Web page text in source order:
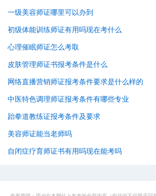
一级美容师证哪里可以办到
初级体能训练师证有用吗现在考什么
心理催眠师证怎么考取
皮肤管理师证书报考条件是什么
网络直播营销师证报考条件要求是什么样的
中医特色调理师证报考条件有哪些专业
跆拳道教练证报考条件及要求
美容师证能当老师吗
自闭症疗育师证书有用吗现在能考吗